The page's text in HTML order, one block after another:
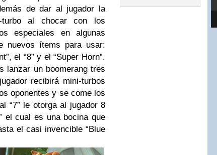
de dar al jugador la
turbo al chocar con los
especiales en algunas
nuevos ítems para usar:
el “8” y el “Super Horn”.
lanzar un boomerang tres
recibirá mini-turbos
oponentes y se come los
“7” le otorga al jugador 8
el cual es una bocina que
el casi invencible “Blue